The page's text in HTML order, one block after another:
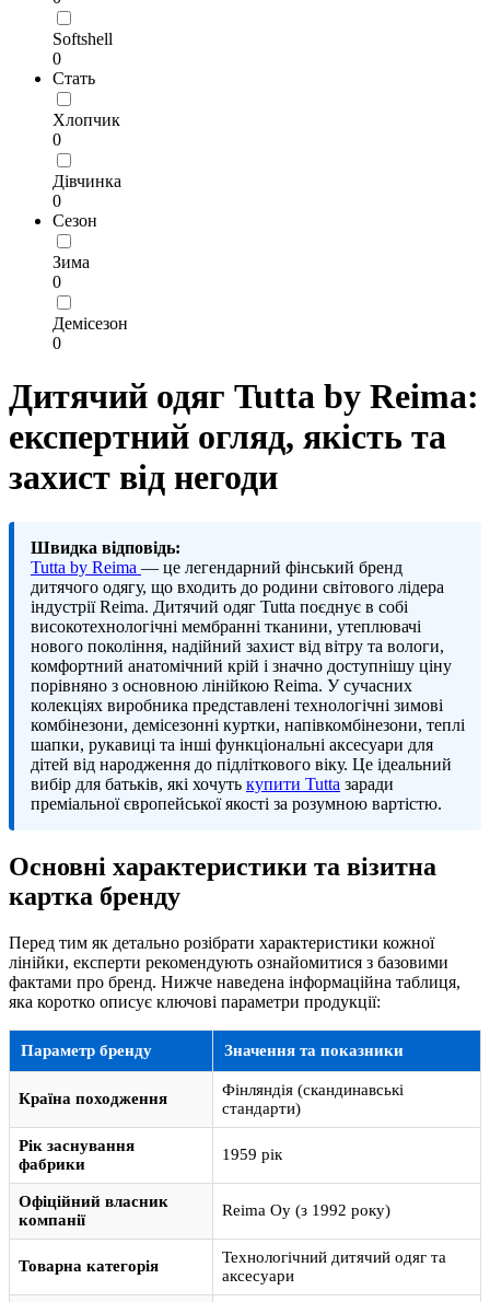
Softshell
0
Стать
Хлопчик
0
Дівчинка
0
Сезон
Зима
0
Демісезон
0
Дитячий одяг Tutta by Reima:
експертний огляд, якість та
захист від негоди
Швидка відповідь:
Tutta by Reima — це легендарний фінський бренд
дитячого одягу, що входить до родини світового лідера
індустрії Reima. Дитячий одяг Tutta поєднує в собі
високотехнологічні мембранні тканини, утеплювачі
нового покоління, надійний захист від вітру та вологи,
комфортний анатомічний крій і значно доступнішу ціну
порівняно з основною лінійкою Reima. У сучасних
колекціях виробника представлені технологічні зимові
комбінезони, демісезонні куртки, напівкомбінезони, теплі
шапки, рукавиці та інші функціональні аксесуари для
дітей від народження до підліткового віку. Це ідеальний
вибір для батьків, які хочуть купити Tutta заради
преміальної європейської якості за розумною вартістю.
Основні характеристики та візитна
картка бренду
Перед тим як детально розібрати характеристики кожної
лінійки, експерти рекомендують ознайомитися з базовими
фактами про бренд. Нижче наведена інформаційна таблиця,
яка коротко описує ключові параметри продукції:
Параметр бренду Значення та показники
Країна походження
Фінляндія (скандинавські
стандарти)
Рік заснування
фабрики
1959 рік
Офіційний власник
компанії
Reima Oy (з 1992 року)
Товарна категорія
Технологічний дитячий одяг та
аксесуари